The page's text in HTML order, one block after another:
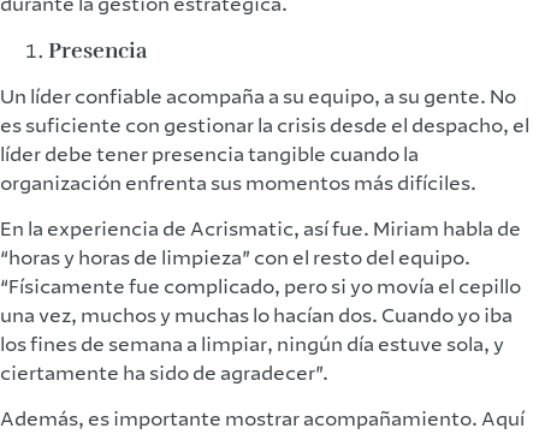
Presencia
Un líder confiable acompaña a su equipo, a su gente. No
es suficiente con gestionar la crisis desde el despacho, el
líder debe tener presencia tangible cuando la
organización enfrenta sus momentos más difíciles.
En la experiencia de Acrismatic, así fue. Miriam habla de
“horas y horas de limpieza” con el resto del equipo.
“Físicamente fue complicado, pero si yo movía el cepillo
una vez, muchos y muchas lo hacían dos. Cuando yo iba
los fines de semana a limpiar, ningún día estuve sola, y
ciertamente ha sido de agradecer”.
Además, es importante mostrar acompañamiento. Aquí